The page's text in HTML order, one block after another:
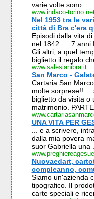
varie volte sono ...
www.indaco-torino.net
Nel 1953 tra le
città di Bra c'era
Episodi dalla vita
nel 1842. ... 7 anni
Gli altri, a quel
biglietto il regalo
www.salesianibra.it
San Marco -
Cartaria San
molte sorprese!! ...
biglietto da visita o
matrimonio.
UNA VITA PER
... e a scrivere,
dalla mia povera
suor Gabriella una
Nuovaedart,
compleanno,
Siamo un'azienda
tipografico. Il
carte speciali e